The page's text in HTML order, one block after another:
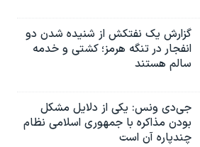
گزارش یک نفتکش از شنیده شدن دو
انفجار در تنگه هرمز؛ کشتی و خدمه
سالم هستند
جی‌دی ونس: یکی از دلایل مشکل
بودن مذاکره با جمهوری اسلامی نظام
چندپاره آن است